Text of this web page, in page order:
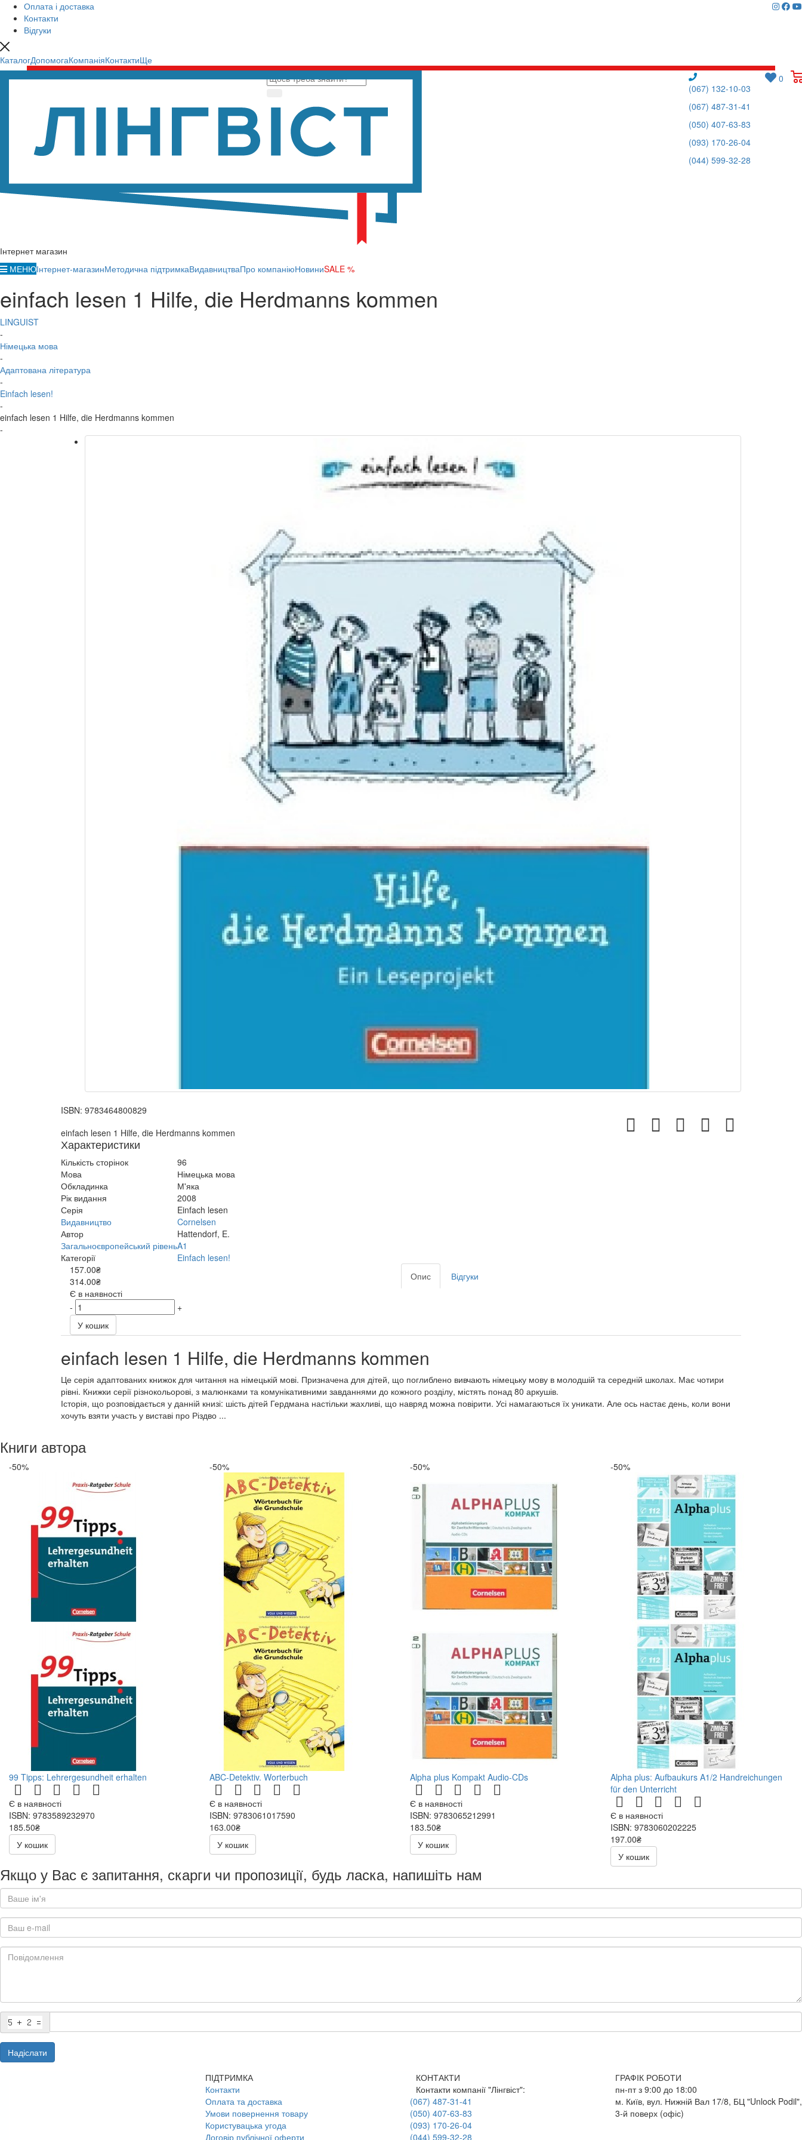
Оплата і доставка
Контакти
Відгуки
КаталогДопомогаКомпаніяКонтактиЩе
Інтернет магазин
0
(067) 132-10-03
(067) 487-31-41
(050) 407-63-83
(093) 170-26-04
(044) 599-32-28
МЕНЮІнтернет-магазинМетодична підтримкаВидавництваПро компаніюНовиниSALE %
einfach lesen 1 Hilfe, die Herdmanns kommen
LINGUIST
-
Німецька мова
-
Адаптована література
-
Einfach lesen!
-
einfach lesen 1 Hilfe, die Herdmanns kommen
-
ISBN: 9783464800829
einfach lesen 1 Hilfe, die Herdmanns kommen
Характеристики
Кількість сторінок
96
Мова
Німецька мова
Обкладинка
М'яка
Рік видання
2008
Серія
Einfach lesen
Видавництво
Cornelsen
Автор
Hattendorf, E.
Загальноєвропейський рівеньA1
Категорії
Einfach lesen!
157.00₴
314.00₴
Є в наявності
-
+
У кошик
Опис Відгуки
einfach lesen 1 Hilfe, die Herdmanns kommen
Це серія адаптованих книжок для читання на німецькій мові. Призначена для дітей, що поглиблено вивчають німецьку мову в молодшій та середній школах. Має чотири
рівні. Книжки серії різнокольорові, з малюнками та комунікативними завданнями до кожного розділу, містять понад 80 аркушів.
Історія, що розповідається у данній книзі: шість дітей Гердмана настільки жахливі, що навряд можна повірити. Усі намагаються їх уникати. Але ось настає день, коли вони
хочуть взяти участь у виставі про Різдво ...
Книги автора
-50%
99 Tipps: Lehrergesundheit erhalten
Є в наявності
ISBN: 9783589232970
185.50₴
371.00₴
У кошик
-50%
ABC-Detektiv. Worterbuch
Є в наявності
ISBN: 9783061017590
163.00₴
326.00₴
У кошик
-50%
Alpha plus Kompakt Audio-CDs
Є в наявності
ISBN: 9783065212991
183.50₴
367.00₴
У кошик
-50%
Alpha plus: Aufbaukurs A1/2 Handreichungen
für den Unterricht
Є в наявності
ISBN: 9783060202225
197.00₴
394.00₴
У кошик
Якщо у Вас є запитання, скарги чи пропозиції, будь ласка, напишіть нам
Надіслати
ПІДТРИМКА
Контакти
Оплата та доставка
Умови повернення товару
Користувацька угода
Договір публічної оферти
КОНТАКТИ
Контакти компанії "Лінгвіст":
(067) 487-31-41
(050) 407-63-83
(093) 170-26-04
(044) 599-32-28
ГРАФІК РОБОТИ
пн-пт з 9:00 до 18:00
м. Київ, вул. Нижній Вал 17/8, БЦ "Unlock Podil",
3-й поверх (офіс)